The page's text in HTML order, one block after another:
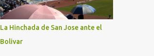
La Hinchada de San Jose ante el
Bolivar